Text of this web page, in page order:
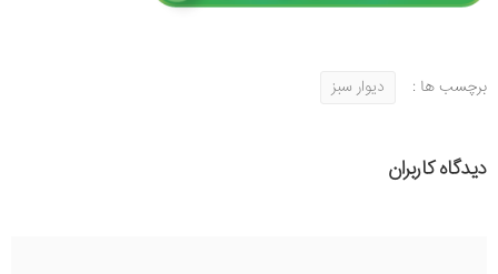
برچسب ها : دیوار سبز
دیدگاه کاربران